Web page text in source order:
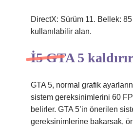
DirectX: Sürüm 11. Bellek:
kullanılabilir alan.
İ5 GTA 5
GTA 5, normal grafik
sistem gereksinimlerini 60
belirler. GTA 5’in önerilen
gereksinimlerine bakarsak,